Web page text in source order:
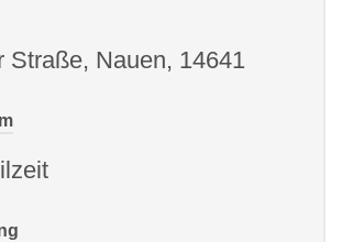
Straße, Nauen, 14641